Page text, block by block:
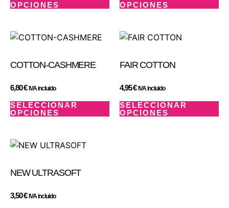
OPCIONES
OPCIONES
COTTON-CASHMERE
6,80€ IVA incluido
SELECCIONAR
OPCIONES
FAIR COTTON
4,95€ IVA incluido
SELECCIONAR
OPCIONES
NEW ULTRASOFT
3,50€ IVA incluido